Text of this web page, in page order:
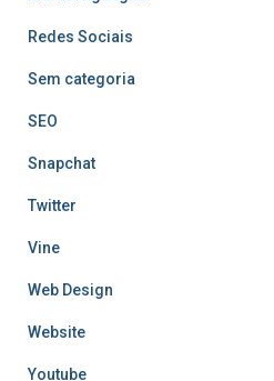
Redes Sociais
Sem categoria
SEO
Snapchat
Twitter
Vine
Web Design
Website
Youtube